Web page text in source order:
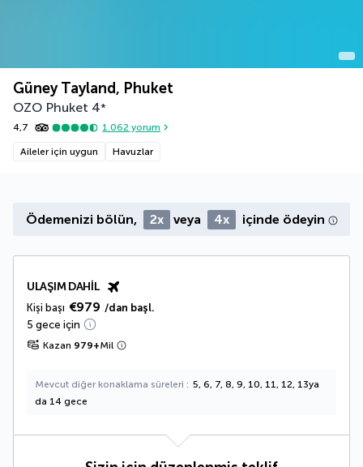
Güney Tayland, Phuket
OZO Phuket 4*
4,7 1.062 yorum
Aileler için uygun Havuzlar
Ödemenizi bölün, 2x veya 4x içinde ödeyin
ULAŞIM DAHIL
Kişi başı €979 /dan başl.
5 gece için
Kazan 979+Mil
Mevcut diğer konaklama süreleri
5, 6, 7, 8, 9, 10, 11, 12, 13ya
da 14 gece